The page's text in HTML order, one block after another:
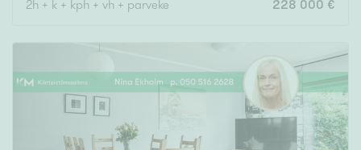
2h + k + kph + vh + parveke 228 000 €